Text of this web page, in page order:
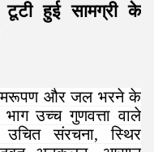
हुई सामग्री के
और जल भरने के
उच्च गुणवत्ता वाले
संरचना, स्थिर